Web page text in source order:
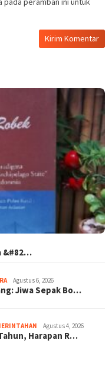
&#82…
Agustus 6, 2026
Jiwa Sepak Bo…
Agustus 4, 2026
Harapan R…